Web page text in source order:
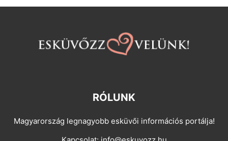
RÓLUNK
Magyarország legnagyobb esküvői információs portálja!